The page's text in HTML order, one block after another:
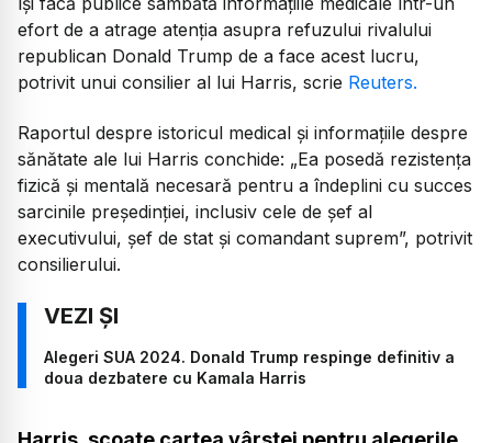
efort de a atrage atenția asupra refuzului rivalului
republican Donald Trump de a face acest lucru,
potrivit unui consilier al lui Harris, scrie Reuters.
Raportul despre istoricul medical și informațiile despre
sănătate ale lui Harris conchide: „Ea posedă rezistența
fizică și mentală necesară pentru a îndeplini cu succes
sarcinile președinției, inclusiv cele de șef al
executivului, șef de stat și comandant suprem”, potrivit
consilierului.
Alegeri SUA 2024. Donald Trump respinge definitiv a
doua dezbatere cu Kamala Harris